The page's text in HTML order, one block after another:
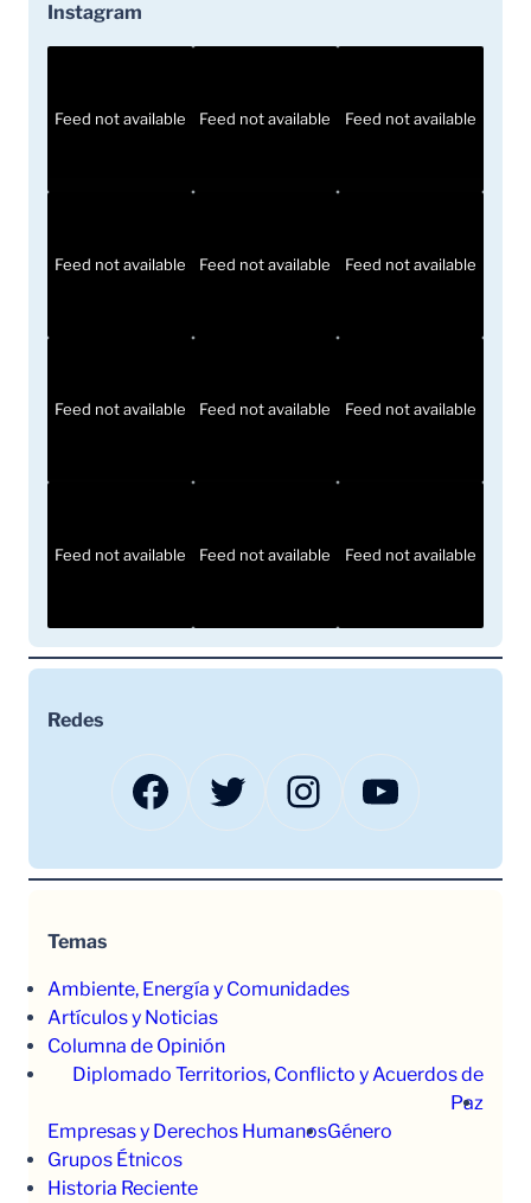
Instagram
Feed not available Feed not available Feed not available
Feed not available Feed not available Feed not available
Feed not available Feed not available Feed not available
Feed not available Feed not available Feed not available
Redes
Facebook Twitter Instagram YouTube
Temas
Ambiente, Energía y Comunidades
Artículos y Noticias
Columna de Opinión
Diplomado Territorios, Conflicto y Acuerdos de
Paz
Empresas y Derechos HumanosGénero
Grupos Étnicos
Historia Reciente